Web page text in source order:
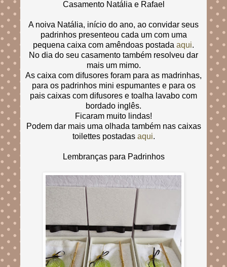
Casamento Natália e Rafael
A noiva Natália, início do ano, ao convidar seus
padrinhos presenteou cada um com uma
pequena caixa com amêndoas postada aqui.
No dia do seu casamento também resolveu dar
mais um mimo.
As caixa com difusores foram para as madrinhas,
para os padrinhos mini espumantes e para os
pais caixas com difusores e toalha lavabo com
bordado inglês.
Ficaram muito lindas!
Podem dar mais uma olhada também nas caixas
toilettes postadas aqui.
Lembranças para Padrinhos